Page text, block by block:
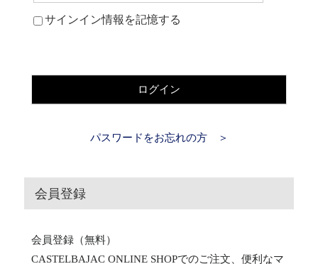
サインイン情報を記憶する
ログイン
パスワードをお忘れの方 ＞
会員登録
会員登録（無料）
CASTELBAJAC ONLINE SHOPでのご注文、便利なマ